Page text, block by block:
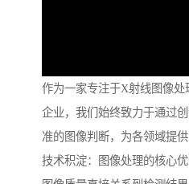
作为一家专注于X射线图像
企业，我们始终致力于通过
准的图像判断，为各领域提
技术积淀：图像处理的核心